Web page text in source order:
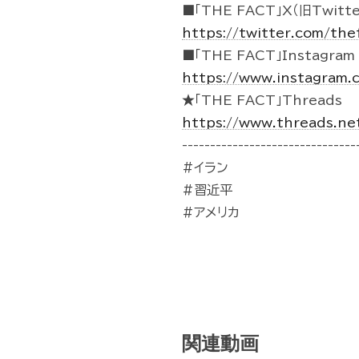
■「THE FACT」X（旧
https://twitter.com/
■「THE FACT」Instagram
https://
★「THE FACT」Threads
https://
#イラン
#習近平
#アメリカ
関連動画